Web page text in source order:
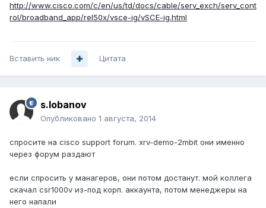
http://www.cisco.com/c/en/us/td/docs/cable/serv_exch/serv_cont
rol/broadband_app/rel50x/vsce-ig/vSCE-ig.html
Вставить ник Цитата
s.lobanov
Опубликовано 1 августа, 2014
спросите на cisco support forum. xrv-demo-2mbit они именно
через форум раздают
если спросить у манагеров, они потом достанут. мой коллега
скачал csr1000v из-под корп. аккаунта, потом менеджеры на
него напали